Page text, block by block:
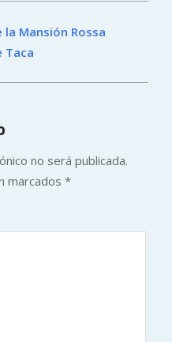
la Mansión Rossa
Taca
no será publicada.
marcados *